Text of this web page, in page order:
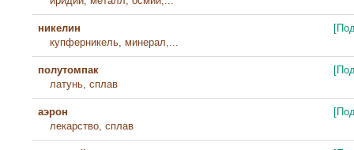
никелин
купферникель, минерал,...
полутомпак
латунь, сплав
аэрон
лекарство, сплав